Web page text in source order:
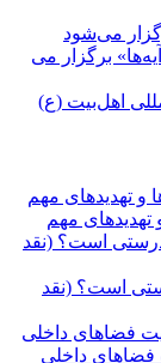
می‌شود
برگزار می
اهل‌بیت (ع)
مهم
است؟ (نقد
فضاهای داخلی